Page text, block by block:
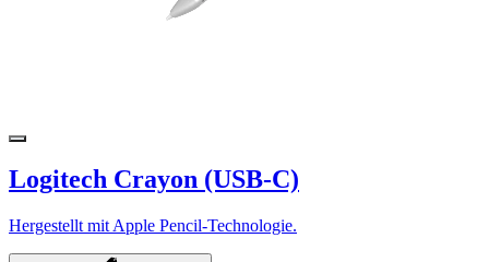
Logitech Crayon (USB-C)
Hergestellt mit Apple Pencil-Technologie.